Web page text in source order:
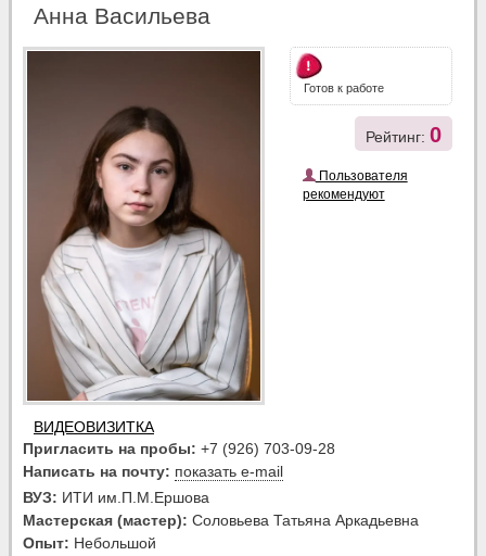
Анна Васильева
ВИДЕОВИЗИТКА
Готов к работе
Рейтинг: 0
Пользователя
рекомендуют
Пригласить на пробы: +7 (926) 703-09-28
Написать на почту: показать e-mail
ВУЗ: ИТИ им.П.М.Ершова
Мастерская (мастер): Соловьева Татьяна Аркадьевна
Опыт: Небольшой